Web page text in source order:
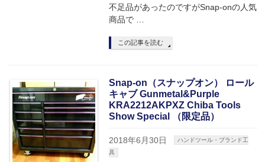
不足品があったのですがSnap-onの人気
商品で …
この記事を読む
Snap-on（スナップオン） ロール
キャブ Gunmetal&Purple
KRA2212AKPXZ Chiba Tools
Show Special （限定品）
2018年6月30日
ハンドツール・ブランド工
具